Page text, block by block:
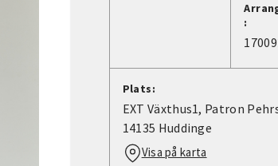
:
Plats:
EXT Växthus1, Patron
14135 Huddinge
Visa på karta